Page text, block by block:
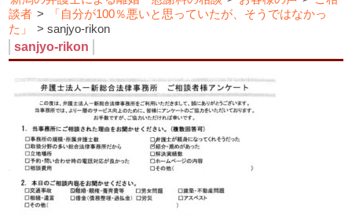
談者 >
「自分が100％悪いと思っていたが、そうではなかっ
た」
>sanjyo-rikon
sanjyo-rikon